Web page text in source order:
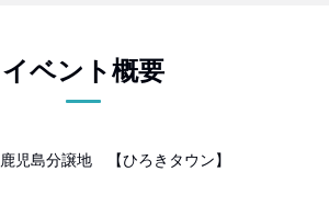
イベント概要
鹿児島分譲地 【ひろきタウン】